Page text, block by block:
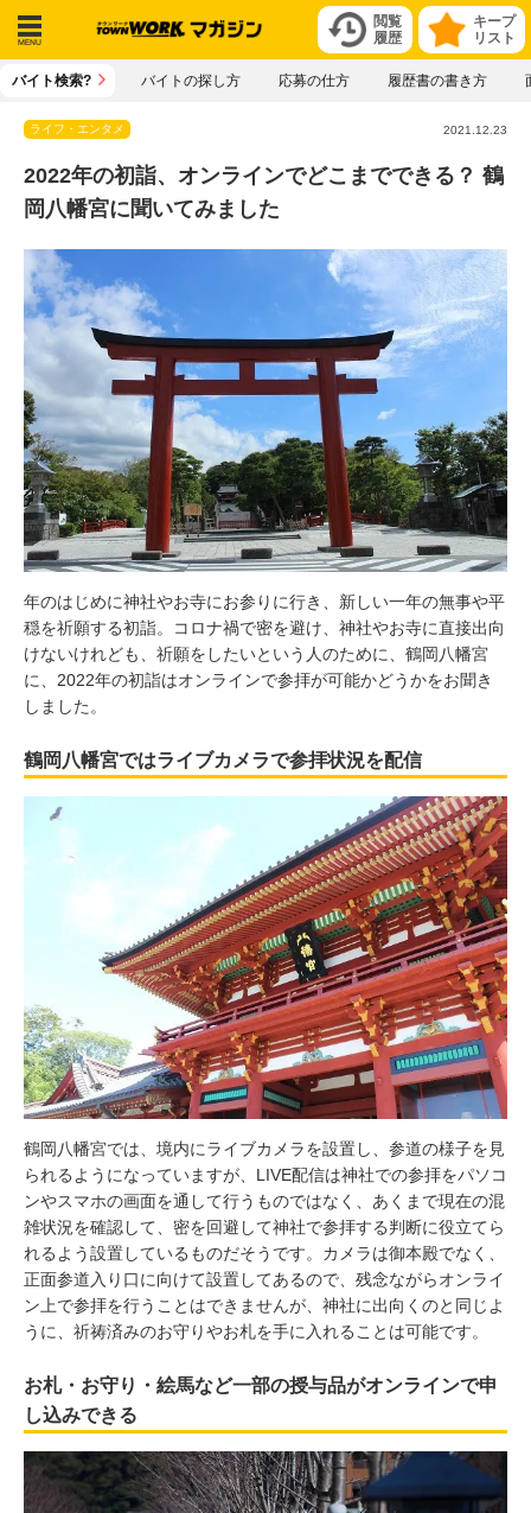
キープ
リスト
閲覧
履歴
メニ
バイト検索? バイトの探し方 応募の仕方 履歴書の書き方
ライフ・エンタメ 2021.12.23
2022年の初詣、オンラインでどこまでできる？ 鶴
岡八幡宮に聞いてみました
年のはじめに神社やお寺にお参りに行き、新しい一年の無事や平
穏を祈願する初詣。コロナ禍で密を避け、神社やお寺に直接出向
けないけれども、祈願をしたいという人のために、鶴岡八幡宮
に、2022年の初詣はオンラインで参拝が可能かどうかをお聞き
しました。
鶴岡八幡宮ではライブカメラで参拝状況を配信
鶴岡八幡宮では、境内にライブカメラを設置し、参道の様子を見
られるようになっていますが、LIVE配信は神社での参拝をパソコ
ンやスマホの画面を通して行うものではなく、あくまで現在の混
雑状況を確認して、密を回避して神社で参拝する判断に役立てら
れるよう設置しているものだそうです。カメラは御本殿でなく、
正面参道入り口に向けて設置してあるので、残念ながらオンライ
ン上で参拝を行うことはできませんが、神社に出向くのと同じよ
うに、祈祷済みのお守りやお札を手に入れることは可能です。
お札・お守り・絵馬など一部の授与品がオンラインで申
し込みできる